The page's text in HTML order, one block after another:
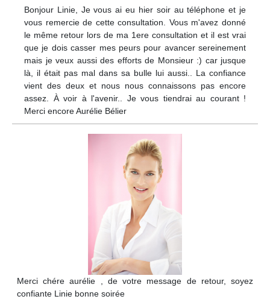
Bonjour Linie, Je vous ai eu hier soir au téléphone et je
vous remercie de cette consultation. Vous m'avez donné
le même retour lors de ma 1ere consultation et il est vrai
que je dois casser mes peurs pour avancer sereinement
mais je veux aussi des efforts de Monsieur :) car jusque
là, il était pas mal dans sa bulle lui aussi.. La confiance
vient des deux et nous nous connaissons pas encore
assez. À voir à l'avenir.. Je vous tiendrai au courant !
Merci encore Aurélie Bélier
Merci chére aurélie , de votre message de retour, soyez
confiante Linie bonne soirée